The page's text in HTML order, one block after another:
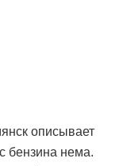
описывает
бензина нема.